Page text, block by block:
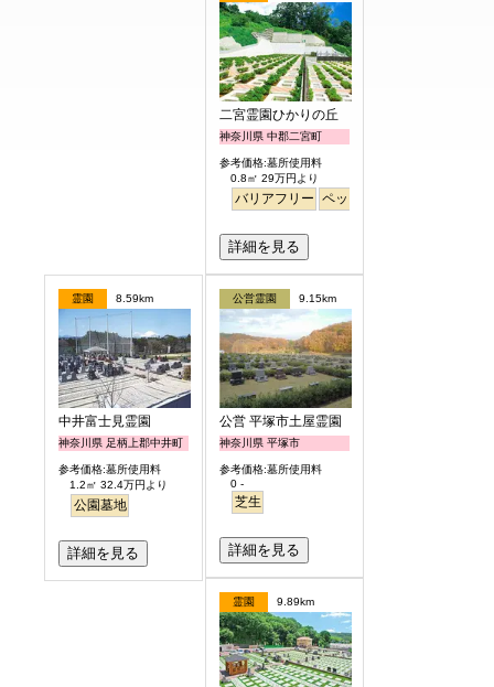
二宮霊園ひかりの丘
神奈川県 中郡二宮町
参考価格:墓所使用料
0.8㎡ 29万円より
バリアフリー ペット
詳細を見る
霊園 8.59km
中井富士見霊園
神奈川県 足柄上郡中井町
参考価格:墓所使用料
1.2㎡ 32.4万円より
公園墓地
詳細を見る
公営霊園 9.15km
公営 平塚市土屋霊園
神奈川県 平塚市
参考価格:墓所使用料
0 -
芝生
詳細を見る
霊園 9.89km